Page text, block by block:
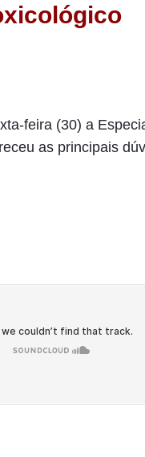
feira (30) a
as principais